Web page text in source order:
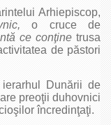
Arhiepiscop,
o cruce de
ce conţine trusa
de păstori
Dunării de
preoţii duhovnici
încredinţaţi.